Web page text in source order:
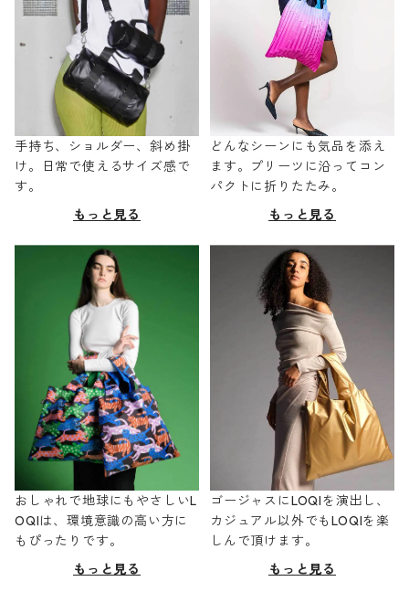
手持ち、ショルダー、斜め掛
け。日常で使えるサイズ感で
す。
もっと見る
どんなシーンにも気品を添え
ます。プリーツに沿ってコン
パクトに折りたたみ。
もっと見る
おしゃれで地球にもやさしいL
OQIは、環境意識の高い方に
もぴったりです。
もっと見る
ゴージャスにLOQIを演出し、
カジュアル以外でもLOQIを楽
しんで頂けます。
もっと見る